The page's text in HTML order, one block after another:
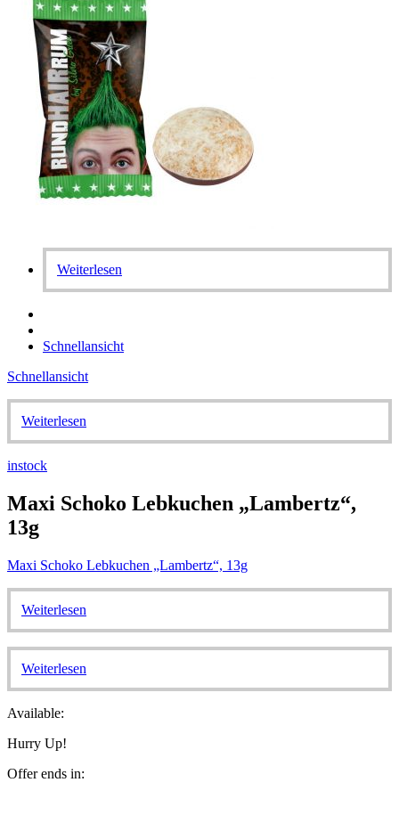
Weiterlesen
Schnellansicht
Schnellansicht
Weiterlesen
instock
Maxi Schoko Lebkuchen „Lambertz“,
13g
Maxi Schoko Lebkuchen „Lambertz“, 13g
Weiterlesen
Weiterlesen
Available:
Hurry Up!
Offer ends in: